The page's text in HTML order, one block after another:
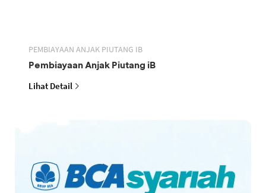
PEMBIAYAAN ANJAK PIUTANG IB
Pembiayaan Anjak Piutang iB
Lihat Detail